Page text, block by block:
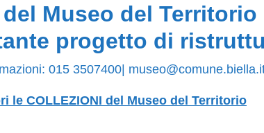
Museo del
progetto di
015 3507400|
le COLLEZIONI del Museo del Territorio